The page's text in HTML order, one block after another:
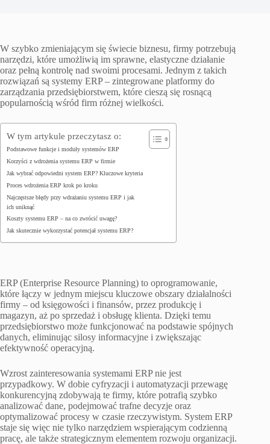
W szybko zmieniającym się świecie biznesu, firmy potrzebują
narzędzi, które umożliwią im sprawne, elastyczne działanie
oraz pełną kontrolę nad swoimi procesami. Jednym z takich
rozwiązań są systemy ERP – zintegrowane platformy do
zarządzania przedsiębiorstwem, które cieszą się rosnącą
popularnością wśród firm różnej wielkości.
W tym artykule przeczytasz o:
Podstawowe funkcje i moduły systemów ERP
Korzyści z wdrożenia systemu ERP w firmie
Jak wybrać odpowiedni system ERP? Kluczowe kryteria
Proces wdrożenia ERP krok po kroku
Najczęstsze błędy przy wdrażaniu systemu ERP i jak
ich uniknąć
Koszty systemu ERP – na co zwrócić uwagę?
Jak skutecznie wykorzystać potencjał systemu ERP?
ERP (Enterprise Resource Planning) to oprogramowanie,
które łączy w jednym miejscu kluczowe obszary działalności
firmy – od księgowości i finansów, przez produkcję i
magazyn, aż po sprzedaż i obsługę klienta. Dzięki temu
przedsiębiorstwo może funkcjonować na podstawie spójnych
danych, eliminując silosy informacyjne i zwiększając
efektywność operacyjną.
Wzrost zainteresowania systemami ERP nie jest
przypadkowy. W dobie cyfryzacji i automatyzacji przewagę
konkurencyjną zdobywają te firmy, które potrafią szybko
analizować dane, podejmować trafne decyzje oraz
optymalizować procesy w czasie rzeczywistym. System ERP
staje się więc nie tylko narzędziem wspierającym codzienną
pracę, ale także strategicznym elementem rozwoju organizacji.